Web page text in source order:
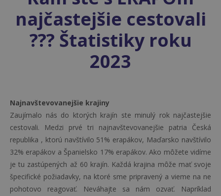
najčastejšie cestovali
??? Štatistiky roku
2023
Najnavštevovanejšie krajiny
Zaujímalo nás do ktorých krajín ste minulý rok najčastejšie
cestovali. Medzi prvé tri najnavštevovanejšie patria Česká
republika , ktorú navštívilo 51% erapákov, Maďarsko navštívilo
32% erapákov a Španielsko 17% erapákov. Ako môžete vidíme
je tu zastúpených až 60 krajín. Každá krajina môže mať svoje
špecifické požiadavky, na ktoré sme pripravený a vieme na ne
pohotovo reagovať. Neváhajte sa nám ozvať. Napríklad